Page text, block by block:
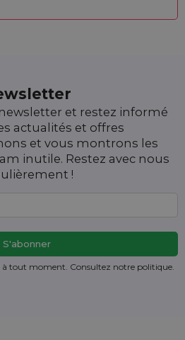
et restez informé
actualités et offres
et vous montrons les
inutile. Restez avec nous
!
tout moment. Consultez notre politique.